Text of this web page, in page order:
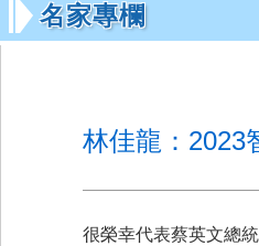
名家專欄
林佳龍：2023
很榮幸代表蔡英文總